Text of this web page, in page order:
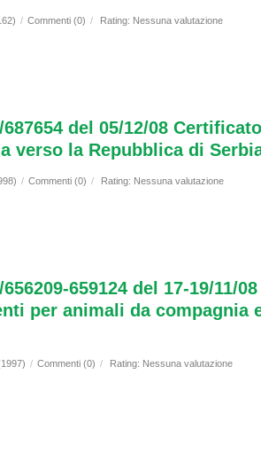
/ Commenti (0) / Rating: Nessuna valutazione
del 05/12/08
verso la Repubblica di
/ Commenti (0) / Rating: Nessuna valutazione
659124 del 17-19/11/
per animali da compagnia
/ Commenti (0) / Rating: Nessuna valutazione